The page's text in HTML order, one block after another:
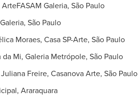
Galeria, São Paulo
São Paulo
Moraes, Casa SP-Arte, São Paulo
Mi, Galeria Metrópole, São Paulo
Freire, Casanova Arte, São Paulo
Araraquara